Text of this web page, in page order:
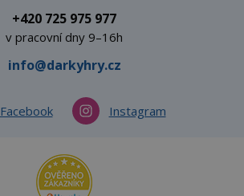
+420 725 975 977
v pracovní dny 9–16h
info@darkyhry.cz
Facebook Instagram